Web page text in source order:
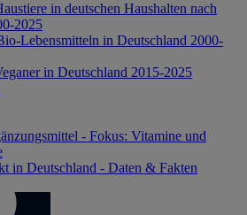
in deutschen Haushalten nach
2025
Lebensmitteln in Deutschland 2000-
in Deutschland 2015-2025
- Fokus: Vitamine und
in Deutschland - Daten & Fakten